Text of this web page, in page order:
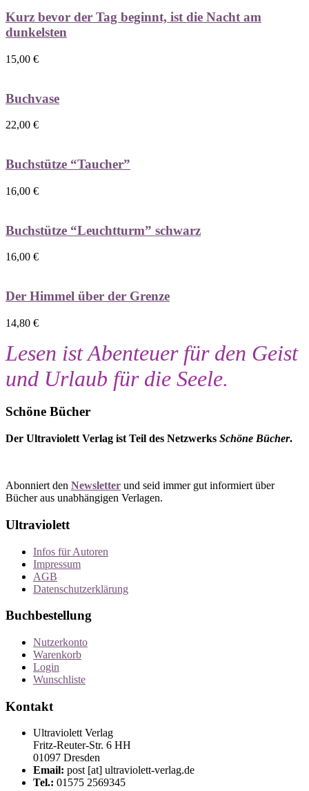
Kurz bevor der Tag beginnt, ist die Nacht am
dunkelsten
15,00 €
Buchvase
22,00 €
Buchstütze “Taucher”
16,00 €
Buchstütze “Leuchtturm” schwarz
16,00 €
Der Himmel über der Grenze
14,80 €
Lesen ist Abenteuer für den Geist
und Urlaub für die Seele.
Schöne Bücher
Der Ultraviolett Verlag ist Teil des Netzwerks Schöne Bücher.
Abonniert den Newsletter und seid immer gut informiert über
Bücher aus unabhängigen Verlagen.
Ultraviolett
Infos für Autoren
Impressum
AGB
Datenschutzerklärung
Buchbestellung
Nutzerkonto
Warenkorb
Login
Wunschliste
Kontakt
Ultraviolett Verlag
Fritz-Reuter-Str. 6 HH
01097 Dresden
Email: post [at] ultraviolett-verlag.de
Tel.: 01575 2569345